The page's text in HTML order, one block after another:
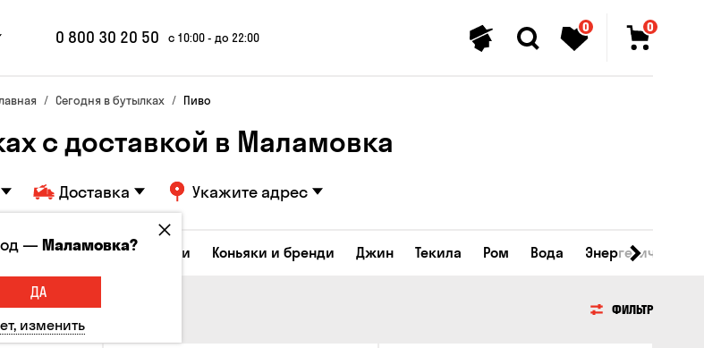
0 800 30 20 50 с 10:00 - до 22:00
0 0
Сегодня в бутылках Пиво
с доставкой в Маламовка
Доставка Укажите адрес
Ликеры и настойки Коньяки и бренди Джин Текила Ром Вода Энергетические
ФИЛЬТР
—Маламовка?
ДА
изменить